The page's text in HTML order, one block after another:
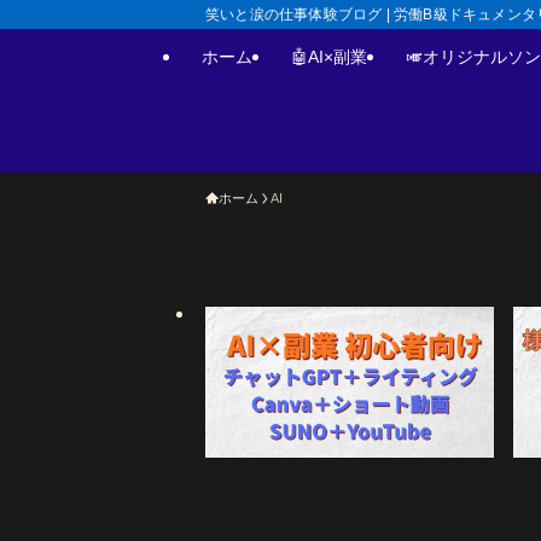
笑いと涙の仕事体験ブログ | 労働B級ドキュメン
ホーム 🤖AI×副業 🎺オリジナルソ
ホーム AI